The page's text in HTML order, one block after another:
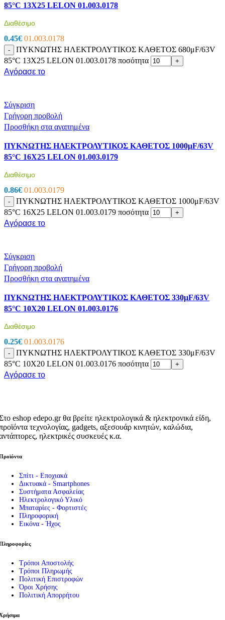
85°C 13X25 LELON 01.003.0178
Διαθέσιμο
0.45€ 01.003.0178
-
ΠΥΚΝΩΤΗΣ ΗΛΕΚΤΡΟΛΥΤΙΚΟΣ ΚΑΘΕΤΟΣ 680μF/63V
85°C 13X25 LELON 01.003.0178 ποσότητα
+
Αγόρασε το
Σύγκριση
Γρήγορη προβολή
Προσθήκη στα αγαπημένα
ΠΥΚΝΩΤΗΣ ΗΛΕΚΤΡΟΛΥΤΙΚΟΣ ΚΑΘΕΤΟΣ 1000μF/63V
85°C 16X25 LELON 01.003.0179
Διαθέσιμο
0.86€ 01.003.0179
-
ΠΥΚΝΩΤΗΣ ΗΛΕΚΤΡΟΛΥΤΙΚΟΣ ΚΑΘΕΤΟΣ 1000μF/63V
85°C 16X25 LELON 01.003.0179 ποσότητα
+
Αγόρασε το
Σύγκριση
Γρήγορη προβολή
Προσθήκη στα αγαπημένα
ΠΥΚΝΩΤΗΣ ΗΛΕΚΤΡΟΛΥΤΙΚΟΣ ΚΑΘΕΤΟΣ 330μF/63V
85°C 10X20 LELON 01.003.0176
Διαθέσιμο
0.25€ 01.003.0176
-
ΠΥΚΝΩΤΗΣ ΗΛΕΚΤΡΟΛΥΤΙΚΟΣ ΚΑΘΕΤΟΣ 330μF/63V
85°C 10X20 LELON 01.003.0176 ποσότητα
+
Αγόρασε το
eshop edepo.gr θα βρείτε ηλεκτρολογικά & ηλεκτρονικά είδη,
τεχνολογίας, gadgets, αξεσουάρ κινητών, καλώδια,
ηλεκτρικές συσκευές κ.α.
Σπίτι - Εποχιακά
Δικτυακά - Smartphones
Συστήματα Ασφαλείας
Ηλεκτρολογικό Υλικό
Μπαταρίες - Φορτιστές
Πληροφορική
Εικόνα - Ήχος
Τρόποι Αποστολής
Τρόποι Πληρωμής
Πολιτική Επιστροφών
Όροι Χρήσης
Πολιτική Απορρήτου